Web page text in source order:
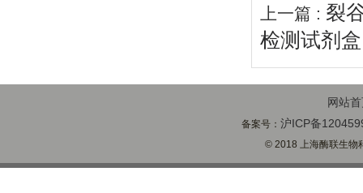
上一篇 : 裂
检测试剂盒
网站
备案号：沪ICP备
© 2018 上海酶联生物